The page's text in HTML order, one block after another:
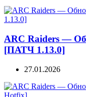
ARC Raiders —
[ПАТЧ 1.13.0]
27.01.2026